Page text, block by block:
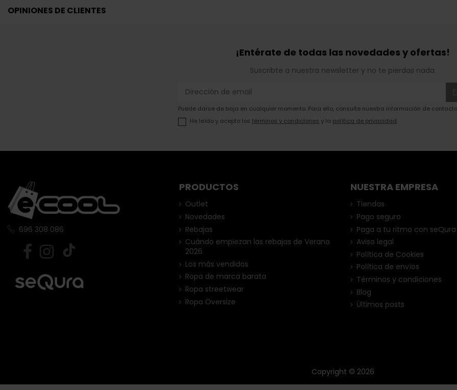
OPINIONES DE CLIENTES
¡Entérate de todas las novedades y ofertas!
Suscribte a nuestra newsletter y no te pierdas nada.
Puede darse de baja en cualquier momento. Para ello, consulte nuestra información de
He leído y acepto los términos y condiciones y la política de privacidad.
PRODUCTOS
Outlet
Novedades
Rebajas
Cuándo empiezan las rebajas de Verano
2026
Los más vendidos
Ropa de marca barata
Ropa streetwear
Ropa Oversize
NUESTRA EMPRESA
Tiendas
Pago seguro
Paga a tu ritmo con seQura
Aviso legal
Política de Cookies
Política de envíos
Términos y condiciones
Blog
Últimos posts
696 308 086
Copyright © 2026